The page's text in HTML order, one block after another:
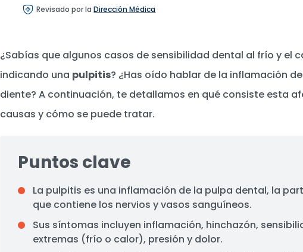
Revisado por laDirección Médica
¿Sabías que algunos casos de sensibilidad dental al frío y el
indicando una pulpitis? ¿Has oído hablar de la inflamación
diente? A continuación, te detallamos en qué consiste esta
causas y cómo se puede tratar.
Puntos clave
La pulpitis es una inflamación de la pulpa dental, la
que contiene los nervios y vasos sanguíneos.
Sus síntomas incluyen inflamación, hinchazón,
extremas (frío o calor), presión y dolor.